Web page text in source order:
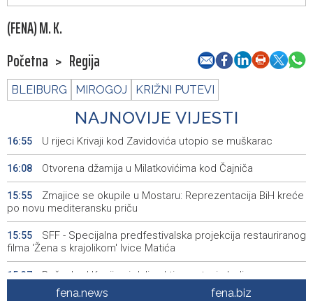
(FENA) M. K.
Početna > Regija
BLEIBURG MIROGOJ KRIŽNI PUTEVI
NAJNOVIJE VIJESTI
16:55 U rijeci Krivaji kod Zavidovića utopio se muškarac
16:08 Otvorena džamija u Milatkovićima kod Čajniča
15:55
Zmajice se okupile u Mostaru: Reprezentacija BiH kreće
po novu mediteransku priču
15:55
SFF - Specijalna predfestivalska projekcija restauriranog
filma 'Žena s krajolikom' Ivice Matića
15:37
Požar kod Konjica i dalje aktivan, stanje bolje nego
fena.news fena.biz